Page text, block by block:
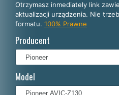
Español
Deutsch
Italiano
Otrzymasz inmediately link
aktualizacji urządzenia. Nie
formatu. 100% Prawne
Producent
Model